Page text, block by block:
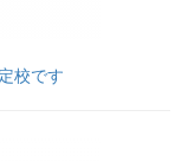
校です